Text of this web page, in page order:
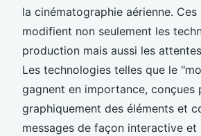
la cinématographie aérienne.
modifient non seulement les
production mais aussi les
Les technologies telles que le
gagnent en importance, conçues
graphiquement des éléments et
messages de façon interactive et